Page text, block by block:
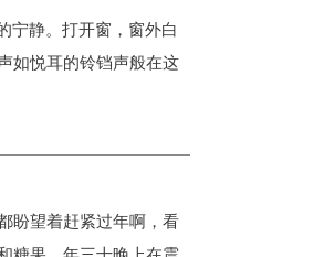
宁静。打开窗，窗外白
如悦耳的铃铛声般在这
望着赶紧过年啊，看